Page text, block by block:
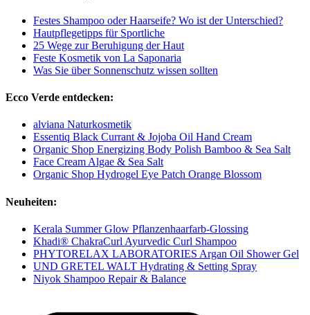
Festes Shampoo oder Haarseife? Wo ist der Unterschied?
Hautpflegetipps für Sportliche
25 Wege zur Beruhigung der Haut
Feste Kosmetik von La Saponaria
Was Sie über Sonnenschutz wissen sollten
Ecco Verde entdecken:
alviana Naturkosmetik
Essentiq Black Currant & Jojoba Oil Hand Cream
Organic Shop Energizing Body Polish Bamboo & Sea Salt
Face Cream Algae & Sea Salt
Organic Shop Hydrogel Eye Patch Orange Blossom
Neuheiten:
Kerala Summer Glow Pflanzenhaarfarb-Glossing
Khadi® ChakraCurl Ayurvedic Curl Shampoo
PHYTORELAX LABORATORIES Argan Oil Shower Gel
UND GRETEL WALT Hydrating & Setting Spray
Niyok Shampoo Repair & Balance